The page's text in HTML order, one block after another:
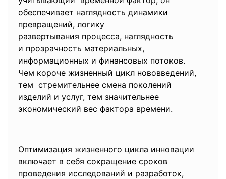
обеспечивает наглядность динамики
превращений, логику
развертывания процесса, наглядность
и прозрачность материальных,
информационных и финансовых потоков.
Чем короче жизненный цикл нововведений,
тем стремительнее смена поколений
изделий и услуг, тем значительнее
экономический вес фактора времени.
Оптимизация жизненного цикла инновации
включает в себя сокращение сроков
проведения исследований и разработок,